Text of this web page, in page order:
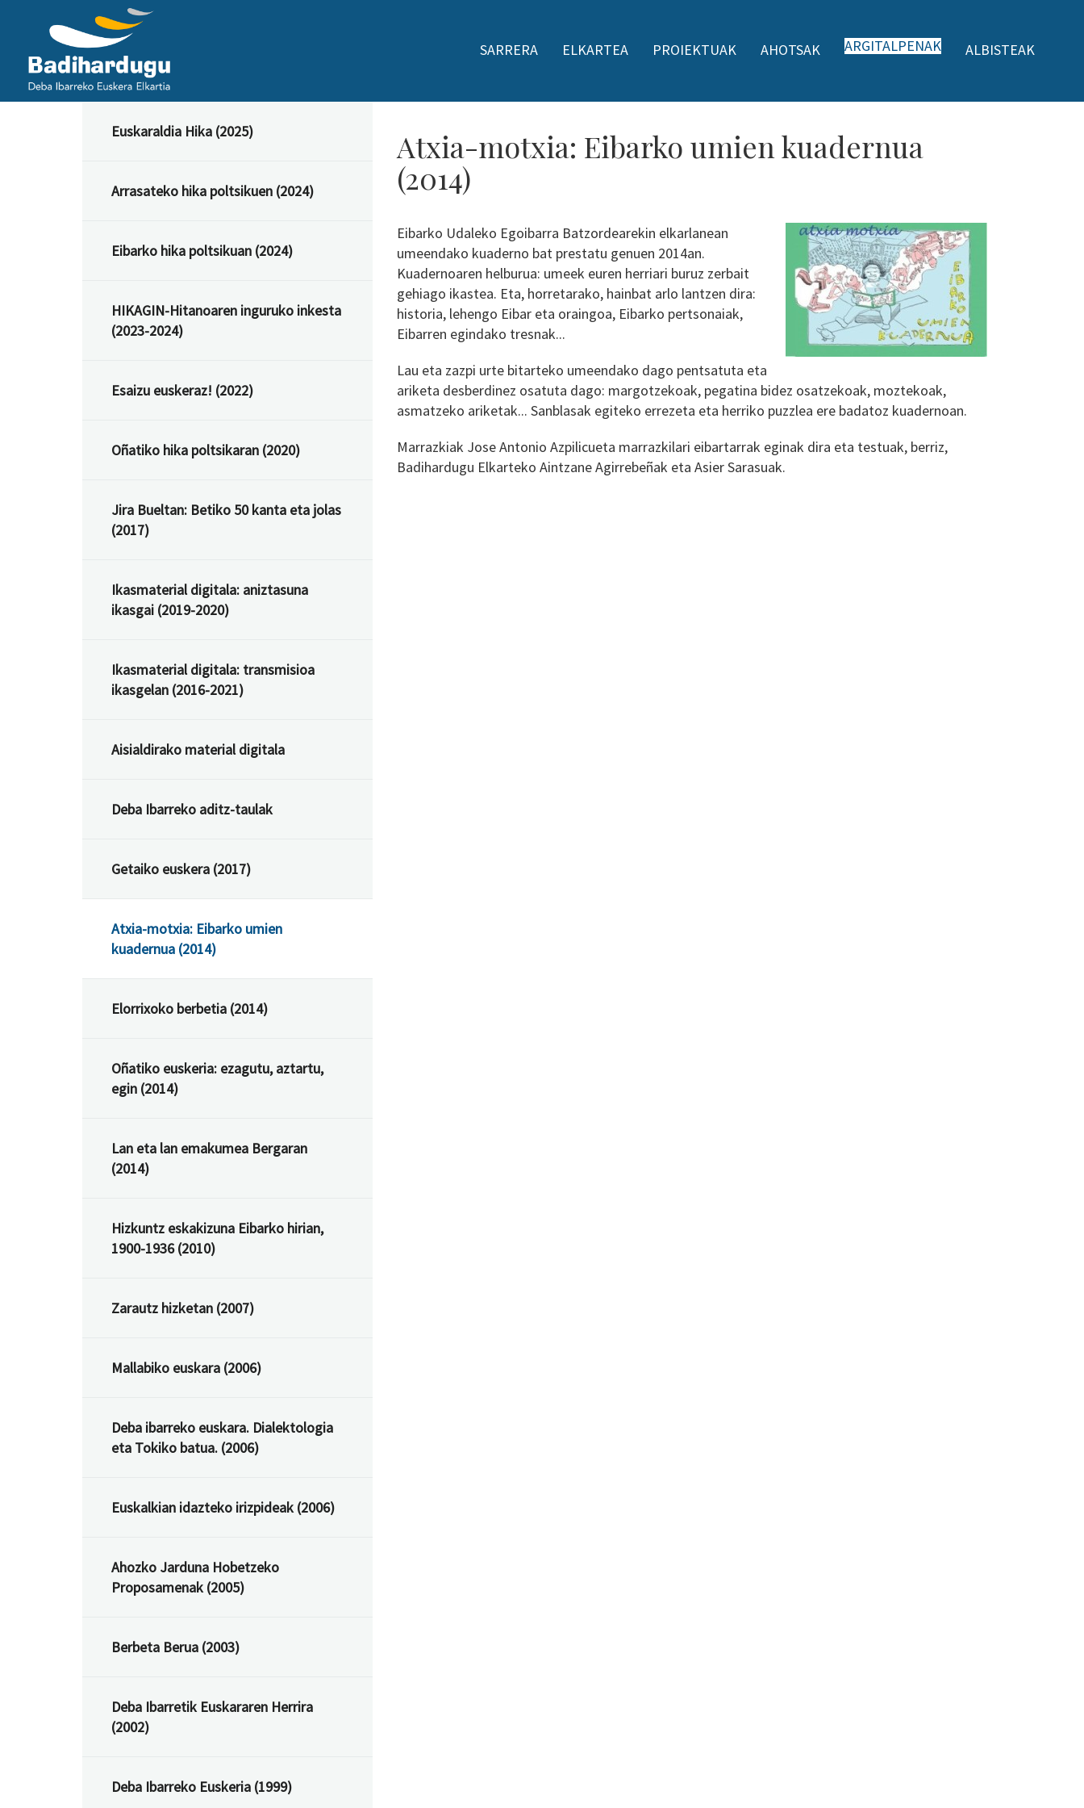
SARRERA ELKARTEA PROIEKTUAK AHOTSAK ARGITALPENAK ALBISTEAK
Atxia-motxia: Eibarko umien kuadernua
(2014)
Eibarko Udaleko Egoibarra Batzordearekin elkarlanean
umeendako kuaderno bat prestatu genuen 2014an.
Kuadernoaren helburua: umeek euren herriari buruz zerbait
gehiago ikastea. Eta, horretarako, hainbat arlo lantzen dira:
historia, lehengo Eibar eta oraingoa, Eibarko pertsonaiak,
Eibarren egindako tresnak...
Lau eta zazpi urte bitarteko umeendako dago pentsatuta eta
ariketa desberdinez osatuta dago: margotzekoak, pegatina bidez osatzekoak, moztekoak,
asmatzeko ariketak... Sanblasak egiteko errezeta eta herriko puzzlea ere badatoz kuadernoan.
Marrazkiak Jose Antonio Azpilicueta marrazkilari eibartarrak eginak dira eta testuak, berriz,
Badihardugu Elkarteko Aintzane Agirrebeñak eta Asier Sarasuak.
Euskaraldia Hika (2025)
Arrasateko hika poltsikuen (2024)
Eibarko hika poltsikuan (2024)
HIKAGIN-Hitanoaren inguruko inkesta
(2023-2024)
Esaizu euskeraz! (2022)
Oñatiko hika poltsikaran (2020)
Jira Bueltan: Betiko 50 kanta eta jolas
(2017)
Ikasmaterial digitala: aniztasuna
ikasgai (2019-2020)
Ikasmaterial digitala: transmisioa
ikasgelan (2016-2021)
Aisialdirako material digitala
Deba Ibarreko aditz-taulak
Getaiko euskera (2017)
Atxia-motxia: Eibarko umien
kuadernua (2014)
Elorrixoko berbetia (2014)
Oñatiko euskeria: ezagutu, aztartu,
egin (2014)
Lan eta lan emakumea Bergaran
(2014)
Hizkuntz eskakizuna Eibarko hirian,
1900-1936 (2010)
Zarautz hizketan (2007)
Mallabiko euskara (2006)
Deba ibarreko euskara. Dialektologia
eta Tokiko batua. (2006)
Euskalkian idazteko irizpideak (2006)
Ahozko Jarduna Hobetzeko
Proposamenak (2005)
Berbeta Berua (2003)
Deba Ibarretik Euskararen Herrira
(2002)
Deba Ibarreko Euskeria (1999)